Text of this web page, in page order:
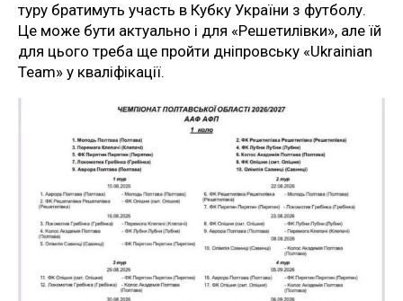
туру братимуть участь в Кубку України з футболу.
Це може бути актуально і для «Решетилівки», але їй
для цього треба ще пройти дніпровську «Ukrainian
Team» у кваліфікації.